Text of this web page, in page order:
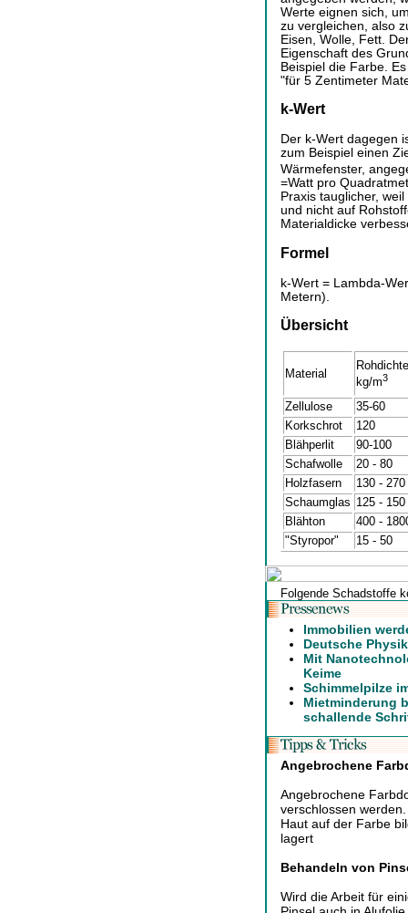
Werte eignen sich,
zu vergleichen, also
Eisen, Wolle, Fett.
Eigenschaft des
Beispiel die Farbe.
"für 5 Zentimeter
k-Wert
Der k-Wert dagegen
zum Beispiel einen
Wärmefenster,
=Watt pro
Praxis tauglicher,
und nicht auf
Materialdicke
Formel
k-Wert = Lambda-
Metern).
Übersicht
Material
kg/m3
Zellulose
35-60
Korkschrot
120
Blähperlit
90-100
Schafwolle
20 - 80
Holzfasern
130 - 270
Schaumglas 125 - 150
Blähton
400 -
"Styropor"
15 - 50
Folgende Schadstoffe
Immobilien
Deutsche
Mit
Keime
Schimmelpilze
Mietminderung
schallende
Angebrochene
Angebrochene
verschlossen
Haut auf der Farbe
lagert
Behandeln von
Wird die Arbeit für